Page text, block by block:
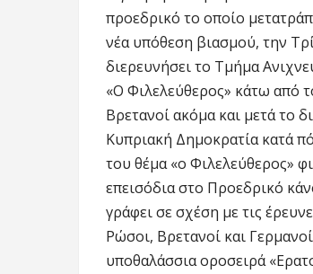
προεδρικό το οποίο
νέα υπόθεση βιασμού, την
διερευνήσει το Τμήμα
«Ο Φιλελεύθερος» κάτω από
Βρετανοί ακόμα και μετά το
Κυπριακή Δημοκρατία κατά
του θέμα «ο Φιλελεύθερος»
επεισόδια στο Προεδρικό
γράφει σε σχέση με τις
Ρώσοι, Βρετανοί και
υποθαλάσσια οροσειρά